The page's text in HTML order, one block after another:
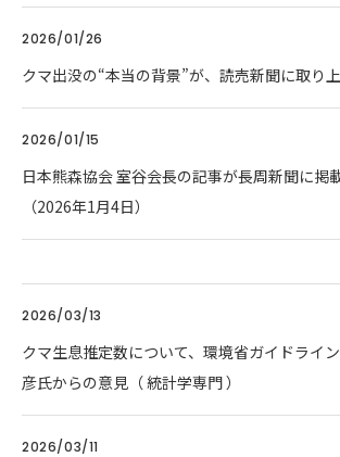
2026/01/26
クマ出没の“本当の背景”が、読売新聞に取り
2026/01/15
日本熊森協会 室谷会長の記事が長周新聞に掲
（2026年1月4日）
2026/03/13
クマ生息推定数について、環境省ガイドライ
彦氏からの意見（ 統計学専門 ）
2026/03/11